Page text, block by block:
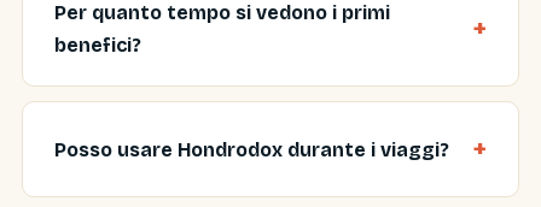
Per quanto tempo si vedono i primi
benefici?
Posso usare Hondrodox durante i viaggi?